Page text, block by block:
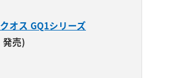
オス GQ1シリーズ
発売)